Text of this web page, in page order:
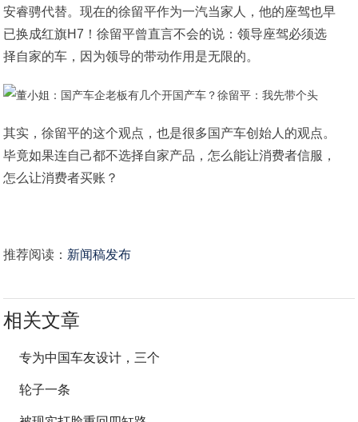
安睿骋代替。现在的徐留平作为一汽当家人，他的座驾也早
已换成红旗H7！徐留平曾直言不会的说：领导座驾必须选
择自家的车，因为领导的带动作用是无限的。
其实，徐留平的这个观点，也是很多国产车创始人的观点。
毕竟如果连自己都不选择自家产品，怎么能让消费者信服，
怎么让消费者买账？
推荐阅读： 新闻稿发布
相关文章
专为中国车友设计，三个
轮子一条